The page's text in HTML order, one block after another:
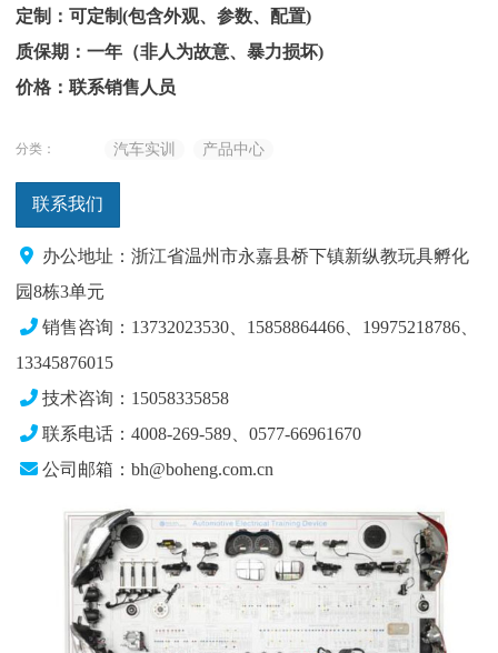
定制：可定制(包含外观、参数、配置)
质保期：一年（非人为故意、暴力损坏)
价格：联系销售人员
分类： 汽车实训 产品中心
联系我们
办公地址：浙江省温州市永嘉县桥下镇新纵教玩具孵化
园8栋3单元
销售咨询：13732023530、15858864466、19975218786、
13345876015
技术咨询：15058335858
联系电话：4008-269-589、0577-66961670
公司邮箱：bh@boheng.com.cn